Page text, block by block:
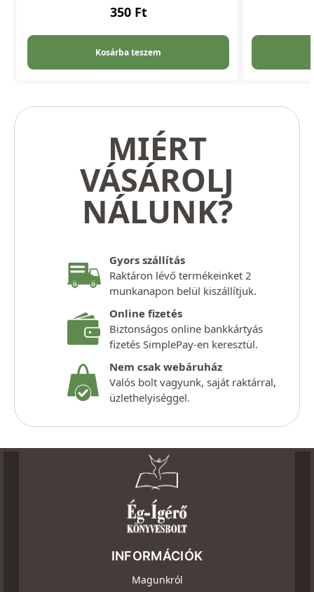
350 Ft
Kosárba teszem
MIÉRT
VÁSÁROLJ
NÁLUNK?
Gyors szállítás
Raktáron lévő termékeinket 2
munkanapon belül kiszállítjuk.
Online fizetés
Biztonságos online bankkártyás
fizetés SimplePay-en keresztül.
Nem csak webáruház
Valós bolt vagyunk, saját raktárral,
üzlethelyiséggel.
INFORMÁCIÓK
Magunkról